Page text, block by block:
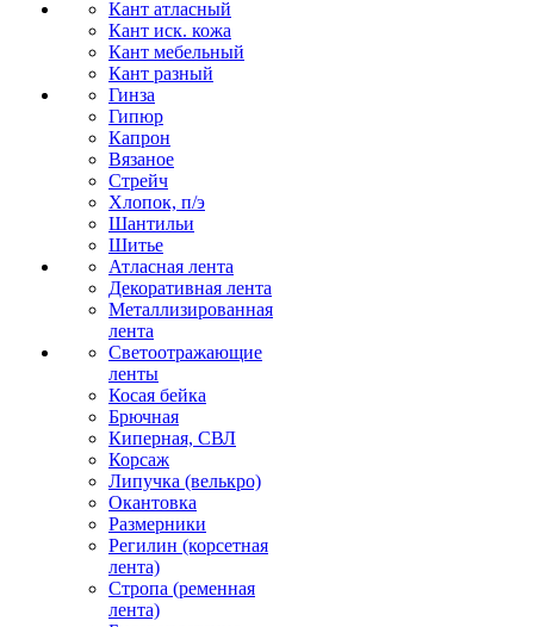
Кант атласный
Кант иск. кожа
Кант мебельный
Кант разный
Гинза
Гипюр
Капрон
Вязаное
Стрейч
Хлопок, п/э
Шантильи
Шитье
Атласная лента
Декоративная лента
Металлизированная
лента
Светоотражающие
ленты
Косая бейка
Брючная
Киперная, СВЛ
Корсаж
Липучка (велькро)
Окантовка
Размерники
Регилин (корсетная
лента)
Стропа (ременная
лента)